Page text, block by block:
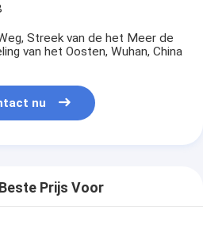
Streek van de het Meer de
van het Oosten, Wuhan, China
nu
Prijs Voor